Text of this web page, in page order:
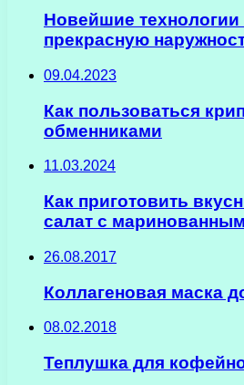
Новейшие технологии
прекрасную
09.04.2023
Как пользоваться
обменниками
11.03.2024
Как приготовить
салат с
26.08.2017
Коллагеновая маска
08.02.2018
Теплушка для